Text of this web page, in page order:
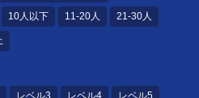
10人以下 11-20人 21-30人
レベル3 レベル4 レベル5